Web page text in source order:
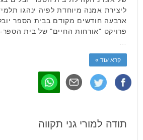
ליצירת אמנה מיוחדת לפיה ינהגו
ארבעה חודשים מקודם בבית הספר
פרויקט "אורחות החיים" של בית
קרא עוד »
תודה למורי גני תקווה